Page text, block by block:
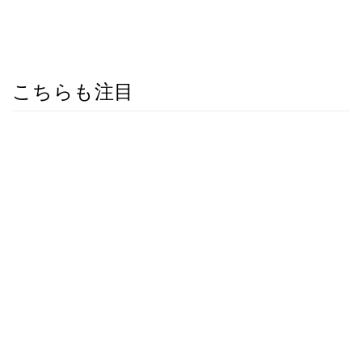
こちらも注目